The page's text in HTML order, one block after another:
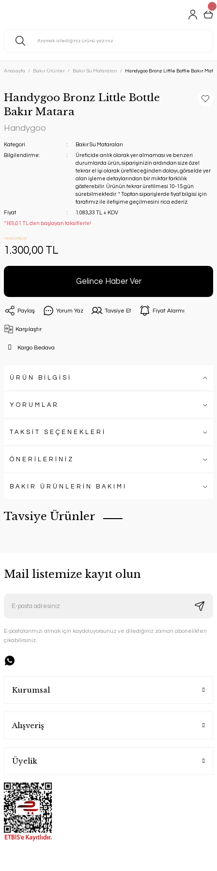
Anasayfa Bakır Ürünler Bakır Su Mataraları Handygoo Bronz Little Bottle Bakır
Handygoo Bronz Little Bottle
Bakır Matara
Handygoo
Kategori
Bakır Su Mataraları
Bilgilendirme:
Üreticide anlık olarak yer almaması ve benzeri
durumlarda ürün, siparişinizin ardından size özel
tekrar el işi olarak üretileceğinden dolayı, görselde yer
alan işleme detaylarından bir miktar farklılık
gösterebilir. Ürünün tekrar üretilmesi 10-15 gün
sürebilmektedir. * Toptan siparişlerde fiyat bilgisi için
tarafımız ile iletişime geçilmesini rica ederiz.
Fiyat
1.083,33 TL + KDV
*169,01 TL den başlayan taksitlerle!
YENİ ÜRÜN
1.300,00 TL
Gelince Haber Ver
Paylaş Yorum Yaz Tavsiye Et Fiyat Alarmı
Karşılaştır
Kargo Bedava
ÜRÜN BİLGİSİ
YORUMLAR
TAKSİT SEÇENEKLERİ
ÖNERİLERİNİZ
BAKIR ÜRÜNLERİN BAKIMI
Tavsiye Ürünler
Handygoo Bronz Renkli Bakır Cezve Takımı 3 lü
Mail listemize kayıt olun
E-postalarımızı almak için kaydoluyorsunuz ve dilediğiniz zaman abonelikten
çıkabilirsiniz.
Kurumsal
Alışveriş
Üyelik